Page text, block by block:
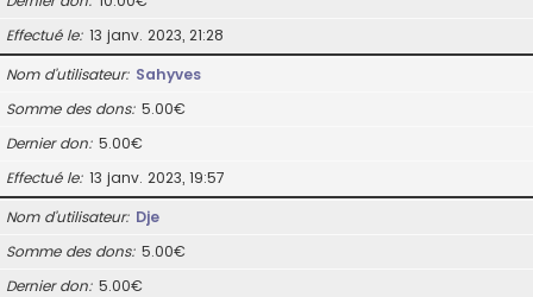
Effectué le 13 janv. 2023, 21:28
Nom d’utilisateur Sahyves
Somme des dons 5.00€
Dernier don 5.00€
Effectué le 13 janv. 2023, 19:57
Nom d’utilisateur Dje
Somme des dons 5.00€
Dernier don 5.00€